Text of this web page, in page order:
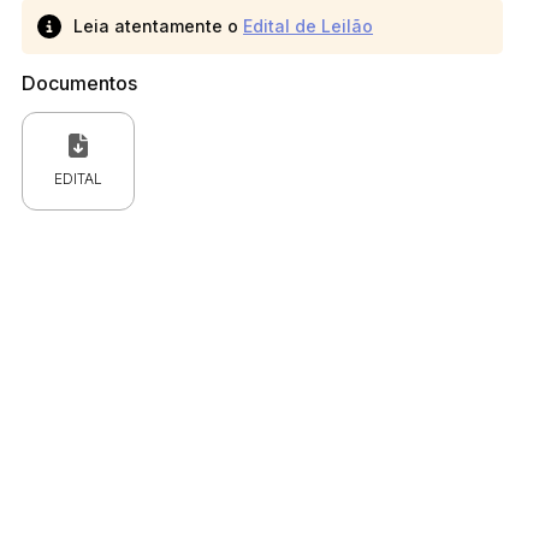
Leia atentamente o Edital de Leilão
Documentos
EDITAL